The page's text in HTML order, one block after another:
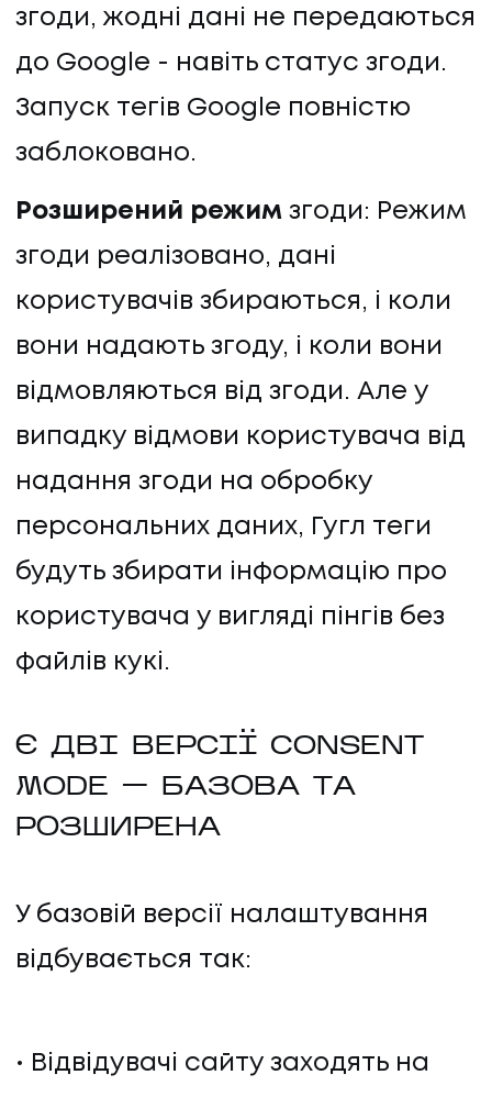
згоди, жодні дані не передаються
до Google - навіть статус згоди.
Запуск тегів Google повністю
заблоковано.
Розширений режим згоди: Режим
згоди реалізовано, дані
користувачів збираються, і коли
вони надають згоду, і коли вони
відмовляються від згоди. Але у
випадку відмови користувача від
надання згоди на обробку
персональних даних, Гугл теги
будуть збирати інформацію про
користувача у вигляді пінгів без
файлів кукі.
Є ДВІ ВЕРСІЇ CONSENT
MODE — БАЗОВА ТА
РОЗШИРЕНА
У базовій версії налаштування
відбувається так:
Відвідувачі сайту заходять на